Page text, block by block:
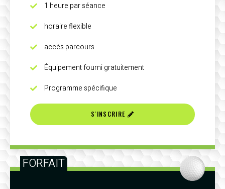
1 heure par séance
horaire flexible
accès parcours
Équipement fourni gratuitement
Programme spécifique
S'INSCRIRE
FORFAIT